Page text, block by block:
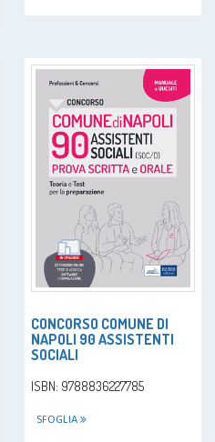
CONCORSO COMUNE DI
NAPOLI 90 ASSISTENTI
SOCIALI
ISBN: 9788836227785
SFOGLIA